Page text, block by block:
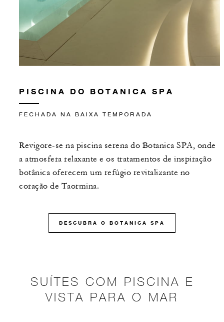
PISCINA DO BOTANICA SPA
FECHADA NA BAIXA TEMPORADA
Revigore-se na piscina serena do Botanica SPA, onde
a atmosfera relaxante e os tratamentos de inspiração
botânica oferecem um refúgio revitalizante no
coração de Taormina.
DESCUBRA O BOTANICA SPA
SUÍTES COM PISCINA E
VISTA PARA O MAR